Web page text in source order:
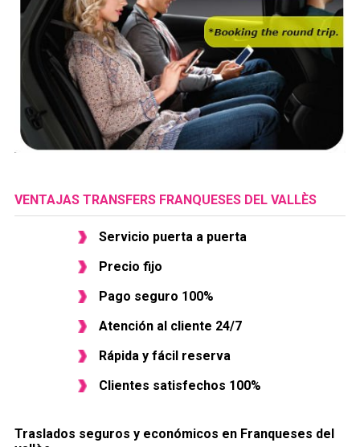
VENTAJAS TRANSFERS FRANQUESES DEL VALLÈS
Servicio puerta a puerta
Precio fijo
Pago seguro 100%
Atención al cliente 24/7
Rápida y fácil reserva
Clientes satisfechos 100%
Traslados seguros y económicos en ​Franqueses del